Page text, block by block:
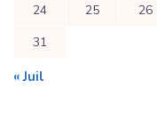
24
25 26
31
« Juil